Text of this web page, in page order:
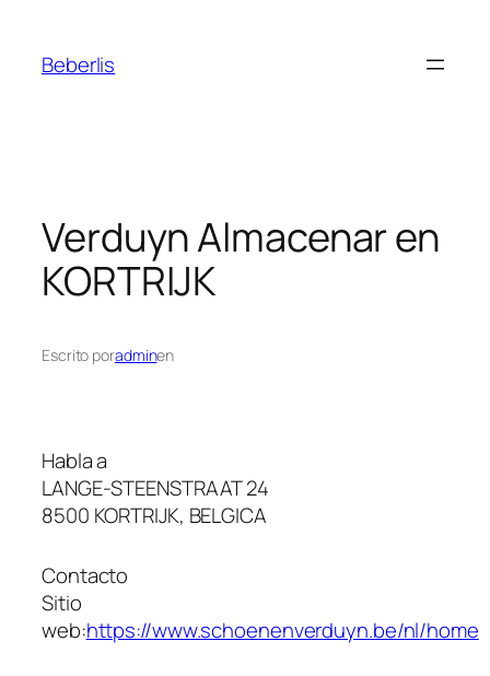
Beberlis
VerduynAlmacenar en
KORTRIJK
Escrito poradminen
Habla a
LANGE-STEENSTRAAT 24
8500 KORTRIJK, BELGICA
Contacto
Sitio
web:https://www.schoenenverduyn.be/nl/home